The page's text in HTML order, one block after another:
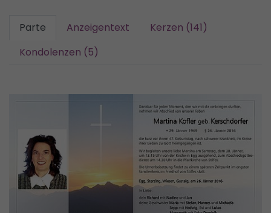
Parte Anzeigentext
Kerzen (141)
Kondolenzen (5)